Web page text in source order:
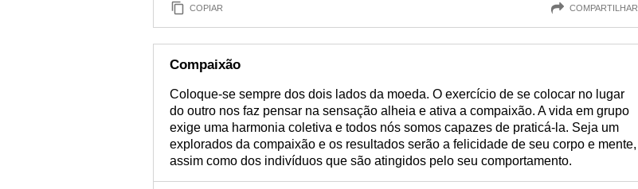
COPIAR COMPARTILHAR
Compaixão
Coloque-se sempre dos dois lados da moeda. O exercício de se colocar no lugar
do outro nos faz pensar na sensação alheia e ativa a compaixão. A vida em grupo
exige uma harmonia coletiva e todos nós somos capazes de praticá-la. Seja um
explorados da compaixão e os resultados serão a felicidade de seu corpo e mente,
assim como dos indivíduos que são atingidos pelo seu comportamento.